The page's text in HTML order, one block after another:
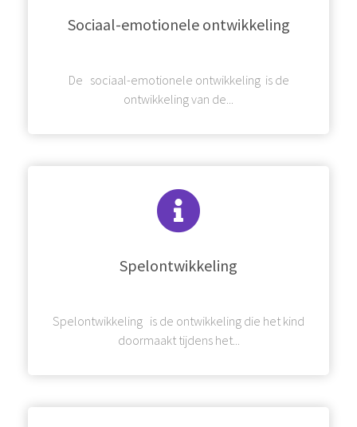
Sociaal-emotionele ontwikkeling
De sociaal-emotionele ontwikkeling is de
ontwikkeling van de...
Spelontwikkeling
Spelontwikkeling is de ontwikkeling die het kind
doormaakt tijdens het...